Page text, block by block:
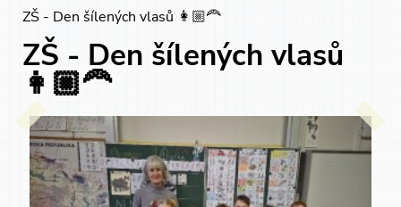
ZŠ - Den šílených vlasů 👩🏼‍🦰
ZŠ - Den šílených vlasů
👩🏼‍🦰